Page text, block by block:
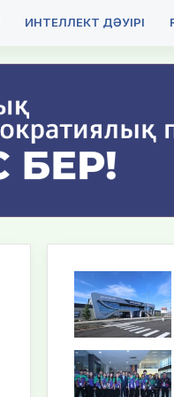
ИНТЕЛЛЕКТ ДӘУІРІ